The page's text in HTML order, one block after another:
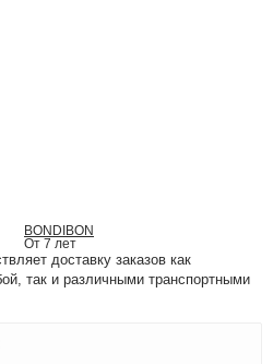
BONDIBON
От 7 лет
доставку заказов как
так и различными транспортными